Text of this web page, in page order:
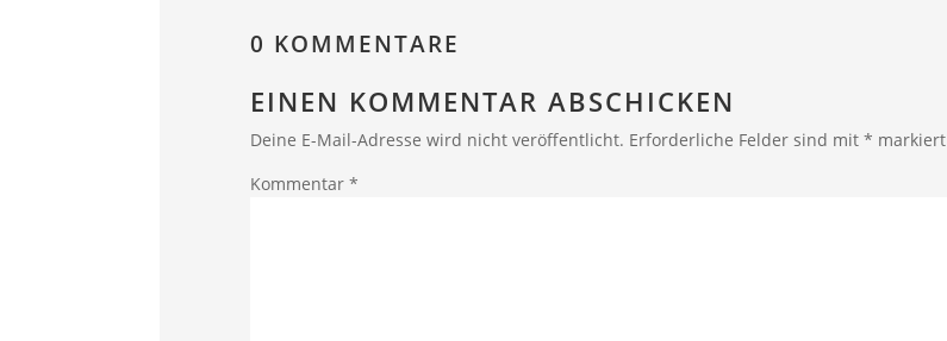
0 KOMMENTARE
EINEN KOMMENTAR ABSCHICKEN
Deine E-Mail-Adresse wird nicht veröffentlicht. Erforderliche Felder sind mit * markiert
Kommentar *